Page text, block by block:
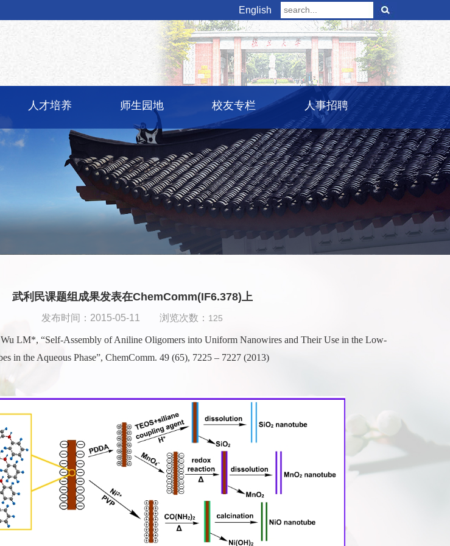
English
人才培养 师生园地 校友专栏 人事招聘
武利民课题组成果发表在ChemComm(IF6.378)上
发布时间：2015-05-11 浏览次数： 125
LM*, “Self-Assembly of Aniline Oligomers into Uniform Nanowires and Their Use in the Low-
in the Aqueous Phase”, ChemComm. 49 (65), 7225 – 7227 (2013)